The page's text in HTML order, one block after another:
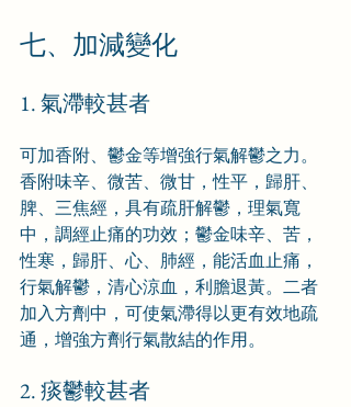
七、加減變化
1. 氣滯較甚者
可加香附、鬱金等增強行氣解鬱之力。
香附味辛、微苦、微甘，性平，歸肝、
脾、三焦經，具有疏肝解鬱，理氣寬
中，調經止痛的功效；鬱金味辛、苦，
性寒，歸肝、心、肺經，能活血止痛，
行氣解鬱，清心涼血，利膽退黃。二者
加入方劑中，可使氣滯得以更有效地疏
通，增強方劑行氣散結的作用。
2. 痰鬱較甚者